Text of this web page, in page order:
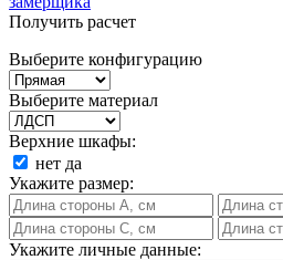
Получить расчет
Выберите конфигурацию
Выберите материал
Верхние шкафы:
нет да
Укажите размер:
Укажите личные данные: